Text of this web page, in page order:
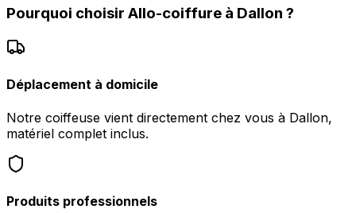
Pourquoi choisir Allo-coiffure à Dallon ?
Déplacement à domicile
Notre coiffeuse vient directement chez vous à Dallon,
matériel complet inclus.
Produits professionnels